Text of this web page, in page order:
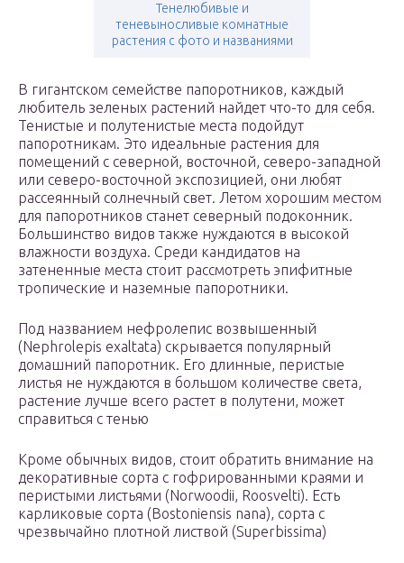
Тенелюбивые и
теневыносливые комнатные
растения с фото и названиями
В гигантском семействе папоротников, каждый
любитель зеленых растений найдет что-то для себя.
Тенистые и полутенистые места подойдут
папоротникам. Это идеальные растения для
помещений с северной, восточной, северо-западной
или северо-восточной экспозицией, они любят
рассеянный солнечный свет. Летом хорошим местом
для папоротников станет северный подоконник.
Большинство видов также нуждаются в высокой
влажности воздуха. Среди кандидатов на
затененные места стоит рассмотреть эпифитные
тропические и наземные папоротники.
Под названием нефролепис возвышенный
(Nephrolepis exaltata) скрывается популярный
домашний папоротник. Его длинные, перистые
листья не нуждаются в большом количестве света,
растение лучше всего растет в полутени, может
справиться с тенью
Кроме обычных видов, стоит обратить внимание на
декоративные сорта с гофрированными краями и
перистыми листьями (Norwoodii, Roosvelti). Есть
карликовые сорта (Bostoniensis nana), сорта с
чрезвычайно плотной листвой (Superbissima)